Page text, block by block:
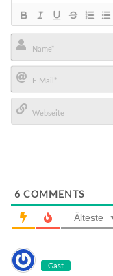
Name*
E-
Mail*
6 COMMENTS
Älteste
Gast